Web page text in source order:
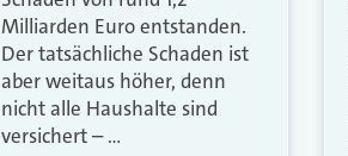
Milliarden Euro entstanden.
Der tatsächliche Schaden ist
aber weitaus höher, denn
nicht alle Haushalte sind
versichert – …